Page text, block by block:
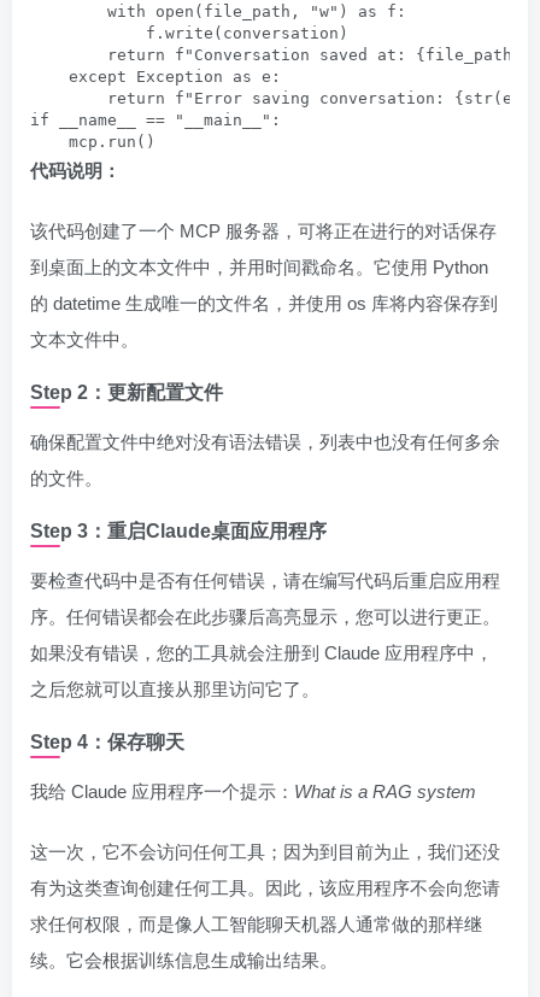
with open(file_path, "w") as f:
f.write(conversation)
return f"Conversation saved at: {file_path}"
except Exception as e:
return f"Error saving conversation: {str(e)}"
if __name__ == "__main__":
mcp.run()
代码说明：
该代码创建了一个 MCP 服务器，可将正在进行的对话保存
到桌面上的文本文件中，并用时间戳命名。它使用 Python
的 datetime 生成唯一的文件名，并使用 os 库将内容保存到
文本文件中。
Step 2：更新配置文件
确保配置文件中绝对没有语法错误，列表中也没有任何多余
的文件。
Step 3：重启Claude桌面应用程序
要检查代码中是否有任何错误，请在编写代码后重启应用程
序。任何错误都会在此步骤后高亮显示，您可以进行更正。
如果没有错误，您的工具就会注册到 Claude 应用程序中，
之后您就可以直接从那里访问它了。
Step 4：保存聊天
我给 Claude 应用程序一个提示： What is a RAG system
这一次，它不会访问任何工具；因为到目前为止，我们还没
有为这类查询创建任何工具。因此，该应用程序不会向您请
求任何权限，而是像人工智能聊天机器人通常做的那样继
续。它会根据训练信息生成输出结果。